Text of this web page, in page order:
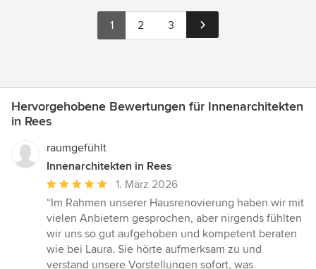
1 2 3
Hervorgehobene Bewertungen für Innenarchitekten
in Rees
raumgefühlt
Innenarchitekten in Rees
Durchschnittliche
Bewertung:
5
von
5
Sternen
1. März 2026
“Im Rahmen unserer Hausrenovierung haben wir mit
vielen Anbietern gesprochen, aber nirgends fühlten
wir uns so gut aufgehoben und kompetent beraten
wie bei Laura. Sie hörte aufmerksam zu und
verstand unsere Vorstellungen sofort, was